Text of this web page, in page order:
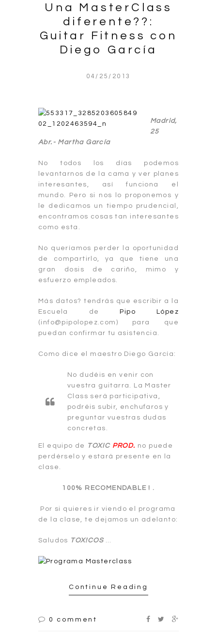
Una MasterClass
diferente??:
Guitar Fitness con
Diego García
04/25/2013
Madrid,
25
Abr.- Martha García
No todos los días podemos
levantarnos de la cama y ver planes
interesantes, así funciona el
mundo. Pero si nos lo proponemos y
le dedicamos un tiempo prudencial,
encontramos cosas tan interesantes
como esta.
No queríamos perder la oportunidad
de compartirlo, ya que tiene una
gran dosis de cariño, mimo y
esfuerzo empleados.
Más datos? tendrás que escribir a la
Escuela de
Pipo López
(info@pipolopez.com) para que
puedan confirmar tu asistencia.
Como dice el maestro Diego García:
No dudéis en venir con
vuestra guitarra. La Master
Class será participativa,
podréis subir, enchufaros y
preguntar vuestras dudas
concretas.
El equipo de TOXIC PROD. no puede
perdérselo y estará presente en la
clase.
100% RECOMENDABLE ! .
Por si quieres ir viendo el programa
de la clase, te dejamos un adelanto:
Saludos TOX!COS …
Continue Reading
0 comment